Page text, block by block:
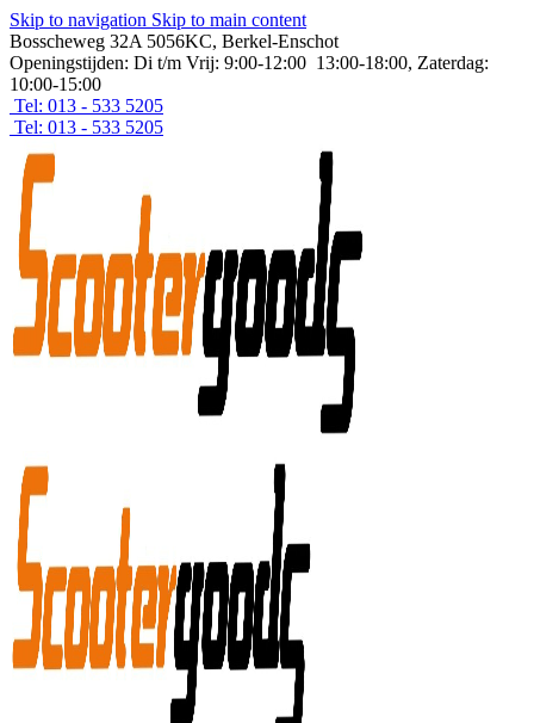
Skip to navigation Skip to main content
Bosscheweg 32A 5056KC, Berkel-Enschot
Openingstijden: Di t/m Vrij: 9:00-12:00 13:00-18:00, Zaterdag:
10:00-15:00
Tel: 013 - 533 5205
Tel: 013 - 533 5205